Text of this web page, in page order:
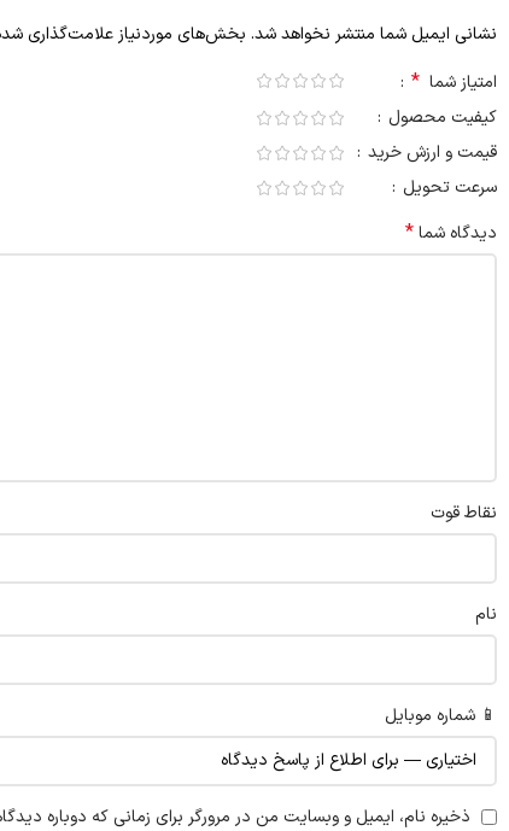
نشانی ایمیل شما منتشر نخواهد شد. بخش‌های موردنیاز علامت‌گذاری
امتیاز شما *
کیفیت محصول
قیمت و ارزش خرید
سرعت تحویل
دیدگاه شما*
نقاط قوت
نام
📱 شماره موبایل
ذخیره نام، ایمیل و وبسایت من در مرورگر برای زمانی که دوباره